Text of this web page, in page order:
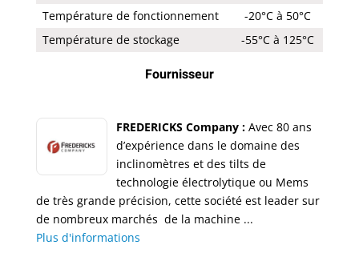
Température de fonctionnement
-20°C à 50°C
Température de stockage
-55°C à 125°C
Fournisseur
FREDERICKS Company :Avec 80 ans
d’expérience dans le domaine des
inclinomètres et des tilts de
technologie électrolytique ou Mems
de très grande précision, cette société est leader sur
de nombreux marchés de la machine ...
Plus d'informations